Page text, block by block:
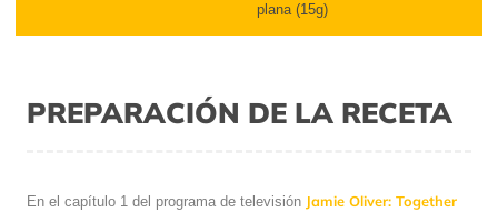
plana (15g)
PREPARACIÓN DE LA RECETA
En el capítulo 1 del programa de televisión Jamie Oliver: Together